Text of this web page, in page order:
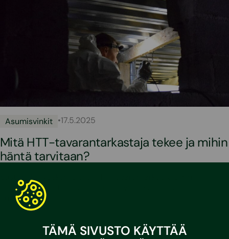
TÄMÄ SIVUSTO KÄYTTÄÄ
Asumisvinkit •17.5.2025
Mitä HTT-tavarantarkastaja tekee ja mihin
häntä tarvitaan?
Susteralla työskentelevä HTT-tavarantarkastaja Kim
Malmivaara kertoo palveluun liittyvistä asioista.
Lue lisää